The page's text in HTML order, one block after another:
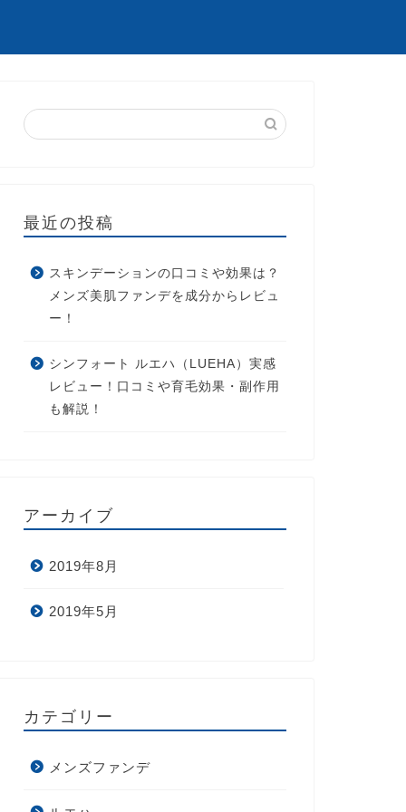
最近の投稿
スキンデーションの口コミや効果は？
メンズ美肌ファンデを成分からレビュ
ー！
シンフォート ルエハ（LUEHA）実感
レビュー！口コミや育毛効果・副作用
も解説！
アーカイブ
2019年8月
2019年5月
カテゴリー
メンズファンデ